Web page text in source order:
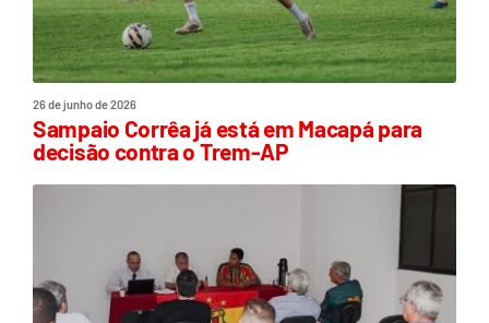
26 de junho de 2026
Sampaio Corrêa já está em Macapá para
decisão contra o Trem-AP